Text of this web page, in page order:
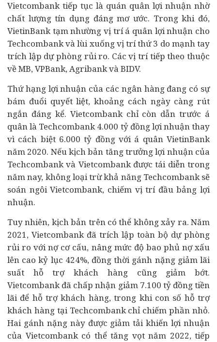
Vietcombank tiếp tục là quán quân lợi nhuận nhờ
chất lượng tín dụng đáng mơ ước. Trong khi đó,
VietinBank tạm nhường vị trí á quân lợi nhuận cho
Techcombank và lùi xuống vị trí thứ 3 do mạnh tay
trích lập dự phòng rủi ro. Các vị trí tiếp theo thuộc
về MB, VPBank, Agribank và BIDV.
Thứ hạng lợi nhuận của các ngân hàngđang có sự
bám đuổi quyết liệt, khoảng cách ngày càng rút
ngắn đáng kể. Vietcombank chỉ còn dẫn trước á
quân là Techcombank 4.000 tỷ đồng lợi nhuận thay
vì cách biệt 6.000 tỷ đồng với á quân VietinBank
năm 2020. Nếu kịch bản tăng trưởng lợi nhuận của
Techcombank và Vietcombank được tái diễn trong
năm nay, không loại trừ khả năng Techcombank sẽ
soán ngôi Vietcombank, chiếm vị trí đầu bảng lợi
nhuận.
Tuy nhiên, kịch bản trên có thể không xảy ra. Năm
2021, Vietcombank đã trích lập toàn bộ dự phòng
rủi ro với nợ cơ cấu, nâng mức độ bao phủ nợ xấu
lên cao kỷ lục 424%, đồng thời gánh nặng giảm lãi
suất hỗ trợ khách hàng cũng giảm bớt.
Vietcombank đã chấp nhận giảm 7.100 tỷ đồng tiền
lãi để hỗ trợ khách hàng, trong khi con số hỗ trợ
khách hàng tại Techcombank chỉ chiếm phần nhỏ.
Hai gánh nặng này được giảm tải khiến lợi nhuận
của Vietcombank có thể tăng vọt năm 2022, tiếp